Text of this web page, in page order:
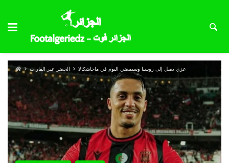
الخضر عبر القارات عزي يصل إلى روسيا وسيمضي اليوم في ماخاشكالا